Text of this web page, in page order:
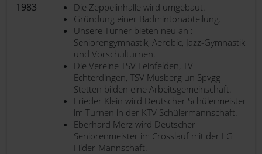
1983
Die Zeppelinhalle wird umgebaut.
Gründung einer Badmintonabteilung.
Unsere Turner bieten neu an :
Seniorengymnastik, Aerobic, Jazz-Gymnastik
und Vorschulturnen.
Die Vereine TSV Leinfelden, TV
Echterdingen, TSV Musberg un Spvgg
Stetten bilden eine Arbeitsgemeinschaft.
Frieder Klein wird Deutscher Schülermeister
im Turnen in der KTV Schülermannschaft.
Eberhard Merz wird Deutscher
Seniorenmeister im Crosslauf mit der LG
Filder-Mannschaft.